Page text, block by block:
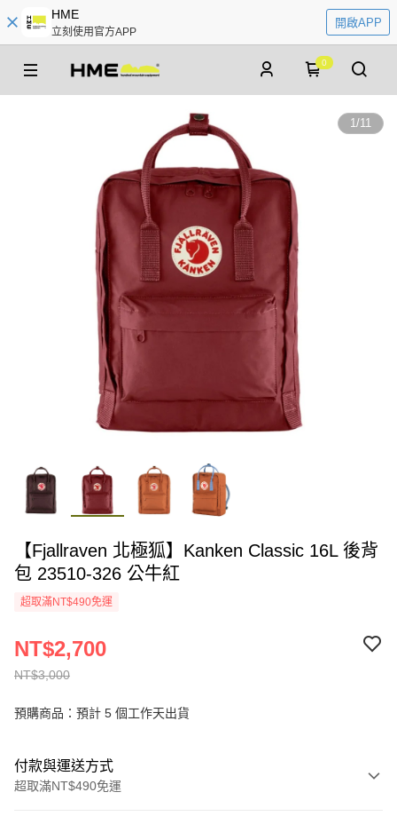
HME
立刻使用官方APP
開啟APP
0
1/11
【Fjallraven 北極狐】Kanken Classic 16L 後背
包 23510-326 公牛紅
超取滿NT$490免運
NT$3,000
NT$2,700
預購商品：預計 5 個工作天出貨
付款與運送方式
超取滿NT$490免運